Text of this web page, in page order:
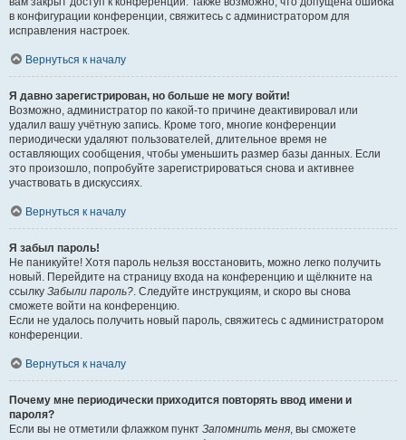
в конфигурации конференции, свяжитесь с администратором для
исправления настроек.
Вернуться к началу
Я давно зарегистрирован, но больше не могу войти!
Возможно, администратор по какой-то причине деактивировал или
удалил вашу учётную запись. Кроме того, многие конференции
периодически удаляют пользователей, длительное время не
оставляющих сообщения, чтобы уменьшить размер базы данных. Если
это произошло, попробуйте зарегистрироваться снова и активнее
участвовать в дискуссиях.
Вернуться к началу
Я забыл пароль!
Не паникуйте! Хотя пароль нельзя восстановить, можно легко получить
новый. Перейдите на страницу входа на конференцию и щёлкните на
ссылку Забыли пароль?. Следуйте инструкциям, и скоро вы снова
сможете войти на конференцию.
Если не удалось получить новый пароль, свяжитесь с администратором
конференции.
Вернуться к началу
Почему мне периодически приходится повторять ввод имени и
пароля?
Если вы не отметили флажком пункт Запомнить меня, вы сможете